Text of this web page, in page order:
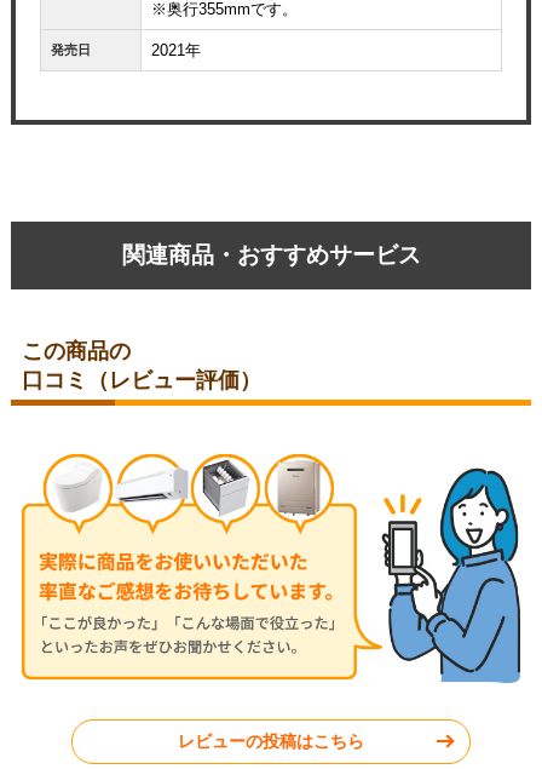
※奥行355mmです。
発売日 2021年
関連商品・おすすめサービス
この商品の
口コミ（レビュー評価）
レビューの投稿はこちら